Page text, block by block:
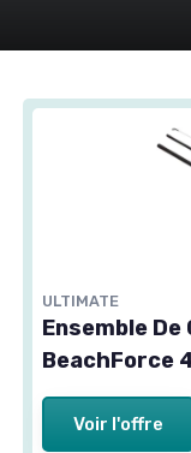
ULTIMATE
Ensemble De
BeachForce
Voir l'offre